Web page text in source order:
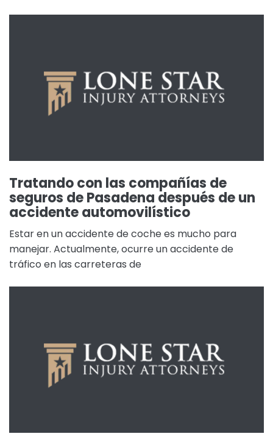
Tratando con las compañías de
seguros de Pasadena después de un
accidente automovilístico
Estar en un accidente de coche es mucho para
manejar. Actualmente, ocurre un accidente de
tráfico en las carreteras de